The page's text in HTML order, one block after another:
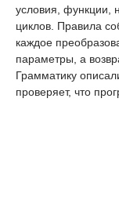
условия, функции,
циклов. Правила
каждое
параметры, а
Грамматику
проверяет, что